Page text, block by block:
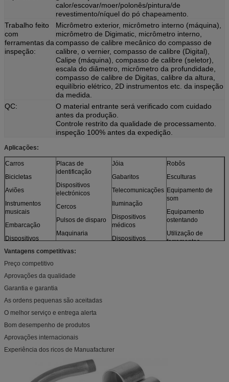
calor/escovar/moer/polonês/pintura/de
revestimento/níquel do pó chapeamento.
Trabalho feito
com
ferramentas da
inspeção:
Micrômetro exterior, micrômetro interno (máquina),
micrômetro de Digimatic, micrômetro interno,
compasso de calibre mecânico do compasso de
calibre, o vernier, compasso de calibre (Digital),
Calipe (máquina), compasso de calibre (seletor),
escala do diâmetro, micrômetro da profundidade,
compasso de calibre de Digitas, calibre da altura,
equilíbrio elétrico, 2D instrumentos etc. da inspeção
da medida.
QC:
O material entrante será verificado com cuidado
antes da produção.
Controle restrito da qualidade de processamento.
inspeção 100% antes da expedição.
Aplicações:
Carros
Bicicletas
Aviões
Instrumentos
musicais
Embarcação
Dispositivos
Sensores
Modelos
Placas de
identificação
Dispositivos
electrónicos
Cercos
Pulsos de disparo
Maquinaria
Jóia
Gabaritos
Telecomunicações
Iluminação
Dispositivos
médicos
Dispositivos
Robôs
Esculturas
Equipamento de
som
Equipamento
ostentando
Utilização de
ferramentas
Vantagens competitivas:
Preço competitivo
Aprovações da qualidade
Garantia e garantia
As ordens pequenas são aceitadas
O melhor serviço e entrega alerta
Bom desempenho de produtos
Aprovações internacionais
Experiência dos ricos de Manuafacturer